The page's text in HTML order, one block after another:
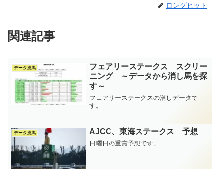
ロングヒット
関連記事
データ競馬
フェアリーステークス スクリー
ニング ～データから消し馬を探
す～
フェアリーステークスの消しデータで
す。
データ競馬 AJCC、東海ステークス 予想
日曜日の重賞予想です。